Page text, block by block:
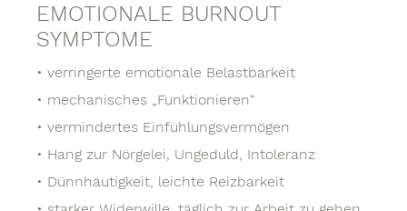
EMOTIONALE BURNOUT
SYMPTOME
• verringerte emotionale Belastbarkeit
• mechanisches „Funktionieren“
• vermindertes Einfühlungsvermögen
• Hang zur Nörgelei, Ungeduld, Intoleranz
• Dünnhäutigkeit, leichte Reizbarkeit